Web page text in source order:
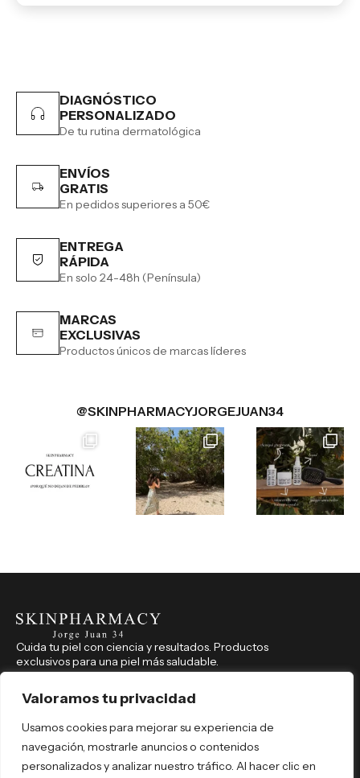
Valoramos tu privacidad
Usamos cookies para mejorar su experiencia de
navegación, mostrarle anuncios o contenidos
personalizados y analizar nuestro tráfico. Al hacer clic en
DIAGNÓSTICO
PERSONALIZADO
De tu rutina dermatológica
ENVÍOS
GRATIS
En pedidos superiores a 50€
ENTREGA
RÁPIDA
En solo 24-48h (Península)
MARCAS
EXCLUSIVAS
Productos únicos de marcas líderes
@SKINPHARMACYJORGEJUAN34
Cuida tu piel con ciencia y resultados. Productos
exclusivos para una piel más saludable.
914 350 541
Jorge Juan, 34, Madrid (Madrid), 28001
REDES SOCIALES